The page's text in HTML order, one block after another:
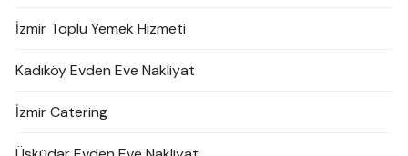
İzmir Toplu Yemek Hizmeti
Kadıköy Evden Eve Nakliyat
İzmir Catering